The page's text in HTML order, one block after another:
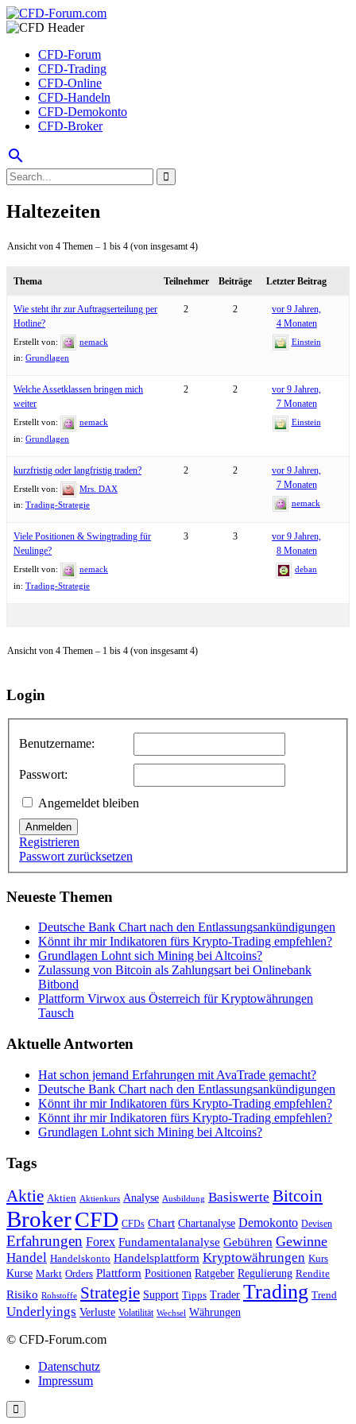
CFD-Forum
CFD-Trading
CFD-Online
CFD-Handeln
CFD-Demokonto
CFD-Broker
search
Haltezeiten
Ansicht von 4 Themen – 1 bis 4 (von insgesamt 4)
Thema Teilnehmer Beiträge Letzter Beitrag
Wie steht ihr zur Auftragserteilung per
Hotline?
Erstellt von:
nemack
in: Grundlagen
2 2
vor 9 Jahren,
4 Monaten
Einstein
Welche Assetklassen bringen mich
weiter
Erstellt von:
nemack
in: Grundlagen
2 2
vor 9 Jahren,
7 Monaten
Einstein
kurzfristig oder langfristig traden?
Erstellt von:
Mrs. DAX
in: Trading-Strategie
2 2
vor 9 Jahren,
7 Monaten
nemack
Viele Positionen & Swingtrading für
Neulinge?
Erstellt von:
nemack
in: Trading-Strategie
3 3
vor 9 Jahren,
8 Monaten
deban
Ansicht von 4 Themen – 1 bis 4 (von insgesamt 4)
Login
Benutzername:
Passwort:
Angemeldet bleiben
Anmelden
Registrieren
Passwort zurücksetzen
Neueste Themen
Deutsche Bank Chart nach den Entlassungsankündigungen
Könnt ihr mir Indikatoren fürs Krypto-Trading empfehlen?
Grundlagen Lohnt sich Mining bei Altcoins?
Zulassung von Bitcoin als Zahlungsart bei Onlinebank
Bitbond
Plattform Virwox aus Österreich für Kryptowährungen
Tausch
Aktuelle Antworten
Hat schon jemand Erfahrungen mit AvaTrade gemacht?
Deutsche Bank Chart nach den Entlassungsankündigungen
Könnt ihr mir Indikatoren fürs Krypto-Trading empfehlen?
Könnt ihr mir Indikatoren fürs Krypto-Trading empfehlen?
Grundlagen Lohnt sich Mining bei Altcoins?
Tags
Aktie Aktien Aktienkurs Analyse Ausbildung Basiswerte Bitcoin
BrokerCFD CFDs Chart Chartanalyse Demokonto Devisen
Erfahrungen Forex Fundamentalanalyse Gebühren Gewinne
Handel Handelskonto Handelsplattform Kryptowährungen Kurs
Kurse Markt Orders Plattform Positionen Ratgeber Regulierung Rendite
Risiko Rohstoffe Strategie Support Tipps Trader Trading Trend
Underlyings Verluste Volatilität Wechsel Währungen
© CFD-Forum.com
Datenschutz
Impressum